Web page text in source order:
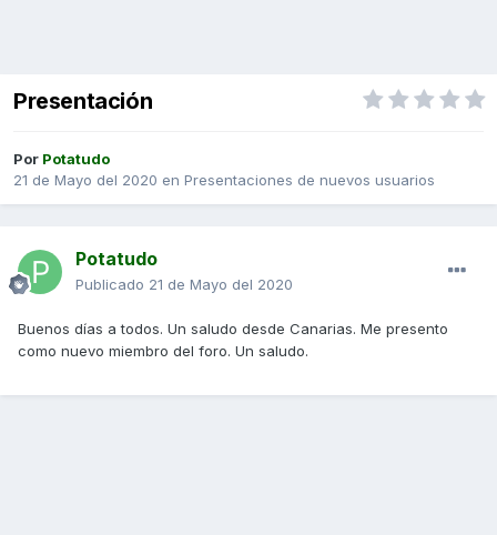
Presentación
Por Potatudo
21 de Mayo del 2020 en Presentaciones de nuevos usuarios
Potatudo
Publicado 21 de Mayo del 2020
Buenos días a todos. Un saludo desde Canarias. Me presento
como nuevo miembro del foro. Un saludo.